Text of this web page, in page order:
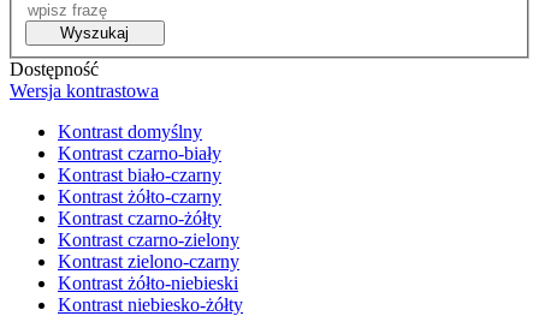
Wyszukaj
Dostępność
Wersja kontrastowa
Kontrast domyślny
Kontrast czarno-biały
Kontrast biało-czarny
Kontrast żółto-czarny
Kontrast czarno-żółty
Kontrast czarno-zielony
Kontrast zielono-czarny
Kontrast żółto-niebieski
Kontrast niebiesko-żółty